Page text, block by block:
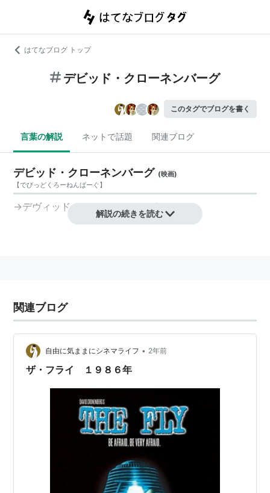
はてなブログ トップ
デビッド・クローネンバーグ
このタグでブログを書く
言葉の解説 ネットで話題 関連ブログ
デビッド・クローネンバーグ (映画)
【でびっどくろーねんばーぐ】
→デヴィッド・クローネンバーグ
解説の続きを読む
関連ブログ
自由に気ままにシネマライフ • 2年前
ザ・フライ １９８６年